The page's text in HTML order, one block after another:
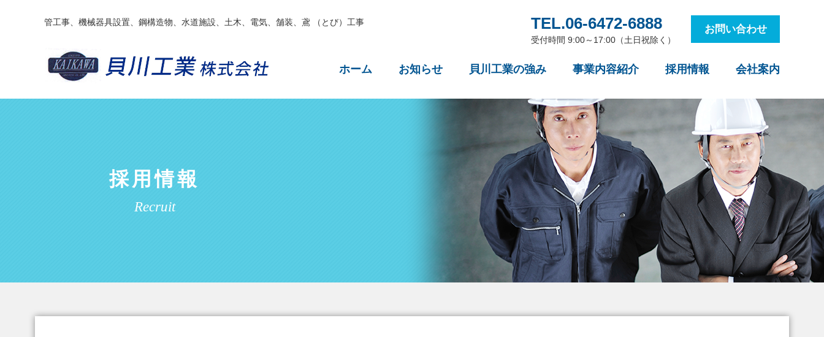
管工事、機械器具設置、鋼構造物、水道施設、土木、電気、舗装、鳶 （とび）工事 TEL.06-6472-6888
受付時間 9:00～17:00（土日祝除く）
お問い合わせ
ホーム お知らせ 貝川工業の強み 事業内容紹介 採用情報 会社案内
採用情報
Recruit